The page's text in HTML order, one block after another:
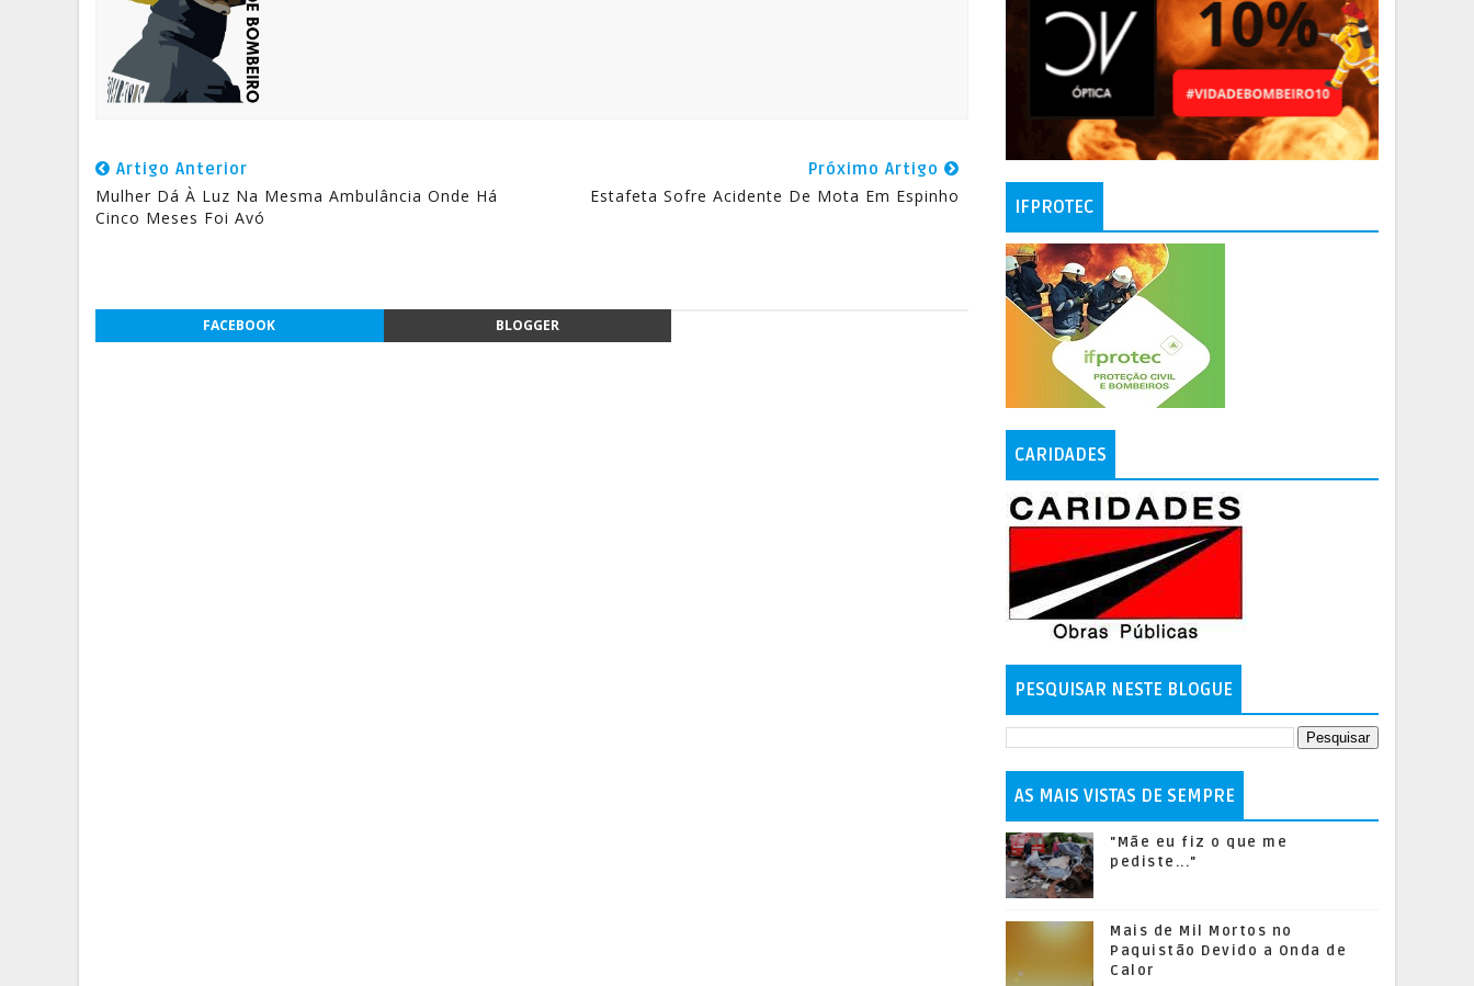
Artigo Anterior
Mulher Dá À Luz Na Mesma Ambulância Onde Há
Cinco Meses Foi Avó
Próximo Artigo
Estafeta Sofre Acidente De Mota Em Espinho
FACEBOOK BLOGGER
IFPROTEC
CARIDADES
PESQUISAR NESTE BLOGUE
AS MAIS VISTAS DE SEMPRE
"Mãe eu fiz o que me
pediste..."
Mais de Mil Mortos no
Paquistão Devido a Onda de
Calor